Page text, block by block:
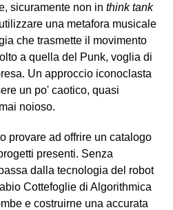
sicuramente non in think tank
una metafora musicale
che trasmette il movimento
a quella del Punk, voglia di
Un approccio iconoclasta
un po' caotico, quasi
noioso.
provare ad offrire un catalogo
presenti. Senza
dalla tecnologia del robot
Cottefoglie di Algorithmica
e costruirne una accurata